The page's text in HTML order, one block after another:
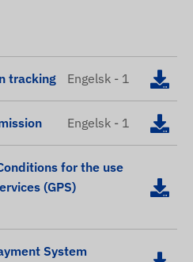
tracking Engelsk - 1
Engelsk - 1
for the use
(GPS)
System